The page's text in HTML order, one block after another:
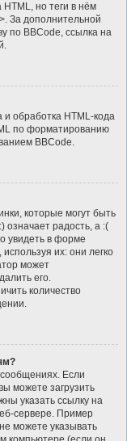
но теги в нём
За дополнительной
по BBCode, ссылка на
обработка HTML-кода
по форматированию
BBCode.
которые могут быть
означает радость, а :(
увидеть в форме
их: они легко
может
его.
количество
Если
можете загрузить
указать ссылку на
сервере. Пример
можете указывать